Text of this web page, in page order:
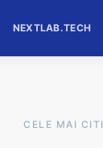
NEXTLAB.TECH
CELE MAI